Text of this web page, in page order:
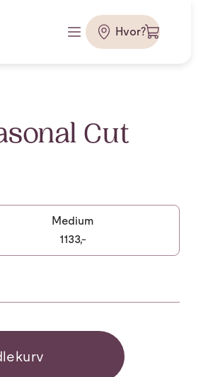
Hvor?
Cut
Medium
1133,-